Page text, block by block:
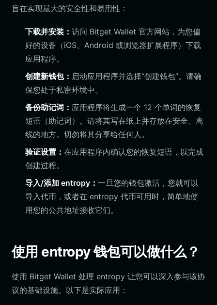
旨在实现最大的安全性和易用性：
下载并安装： 访问 Bitget Wallet 官方网站，为您偏
好的设备（iOS、Android 或浏览器扩展程序）下载
应用程序。
创建新钱包： 启动应用程序并选择“创建钱包”。请确
保您处于私密环境中。
备份助记词： 应用程序将生成一个 12 个单词的恢复
短语（助记词）。请将其写在纸上并存放在安全、离
线的地方。切勿将其分享给任何人。
验证设置： 在应用程序内确认您的恢复短语，以完成
创建过程。
导入/添加 entropy： 一旦您的钱包激活，您就可以
导入代币，或者在 entropy 代币可用时，简单地使
用您的公共地址接收它们。
使用 entropy 钱包可以做什么？
使用 Bitget Wallet 处理 entropy 让您可以深入参与该协
议的基础设施。以下是实际应用：